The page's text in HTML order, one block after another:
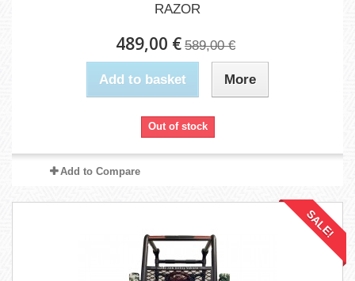
RAZOR
489,00 € 589,00 €
Add to basket More
Out of stock
Add to Compare
SALE!